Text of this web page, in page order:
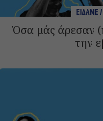
ΕΙΔΑΜΕ
Όσα μάς άρεσαν
την